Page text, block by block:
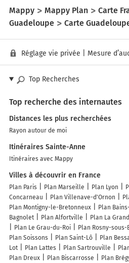
Mappy Mappy Plan Carte
Guadeloupe
Carte
Réglage vie privée Mesure
Top Recherches
Top recherche des internautes
Distances les plus recherchées
Rayon autour de moi
Itinéraires Sainte-Anne
Itinéraires avec Mappy
Villes à découvrir en France
Plan Paris Plan Marseille Plan Lyon
Concarneau
Plan Villenave-d'Ornon
Plan Montigny-le-Bretonneux
Plan
Bagnolet
Plan Alfortville Plan La
Plan Le Grau-du-Roi
Plan Rosny-sous-
Plan Soissons
Plan Saint-Lô Plan
Lot
Plan Lattes Plan Sartrouville
Plan Dreux
Plan Biscarrosse Plan